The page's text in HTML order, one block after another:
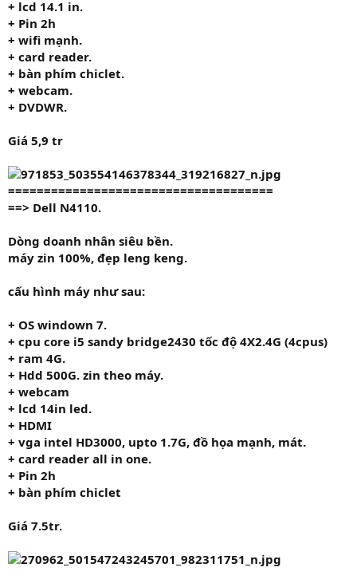
+ lcd 14.1 in.
+ Pin 2h
+ wifi mạnh.
+ card reader.
+ bàn phím chiclet.
+ webcam.
+ DVDWR.
Giá 5,9 tr
=====================================
==> Dell N4110.
Dòng doanh nhân siêu bền.
máy zin 100%, đẹp leng keng.
cấu hình máy như sau:
+ OS windown 7.
+ cpu core i5 sandy bridge2430 tốc độ 4X2.4G (4cpus)
+ ram 4G.
+ Hdd 500G. zin theo máy.
+ webcam
+ lcd 14in led.
+ HDMI
+ vga intel HD3000, upto 1.7G, đồ họa mạnh, mát.
+ card reader all in one.
+ Pin 2h
+ bàn phím chiclet
Giá 7.5tr.